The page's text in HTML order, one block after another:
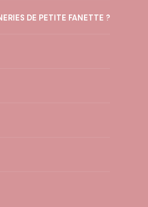
DE PETITE FANETTE ?